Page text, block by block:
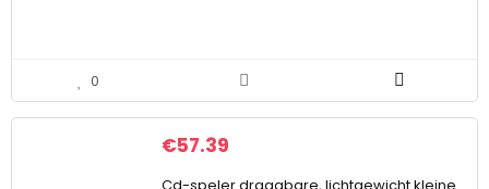
0
€57.39
Cd-speler draagbare, lichtgewicht kleine